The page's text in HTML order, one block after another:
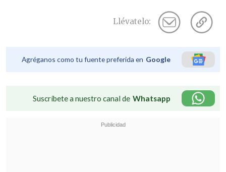
Llévatelo:
Agréganos como tu fuente preferida en Google
Suscríbete a nuestro canal de Whatsapp